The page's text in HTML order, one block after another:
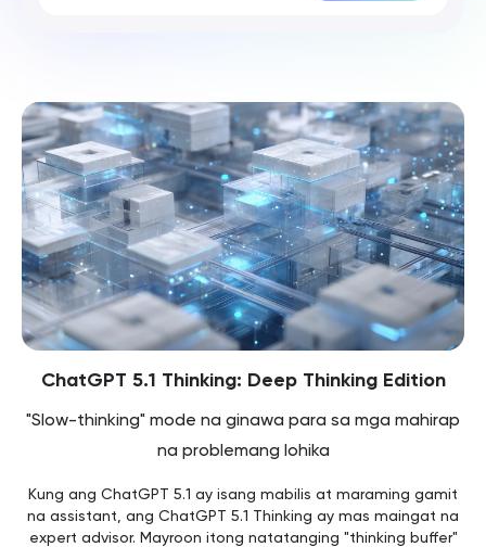
ChatGPT 5.1 Thinking: Deep Thinking Edition
"Slow-thinking" mode na ginawa para sa mga mahirap
na problemang lohika
Kung ang ChatGPT 5.1 ay isang mabilis at maraming gamit
na assistant, ang ChatGPT 5.1 Thinking ay mas maingat na
expert advisor. Mayroon itong natatanging "thinking buffer"